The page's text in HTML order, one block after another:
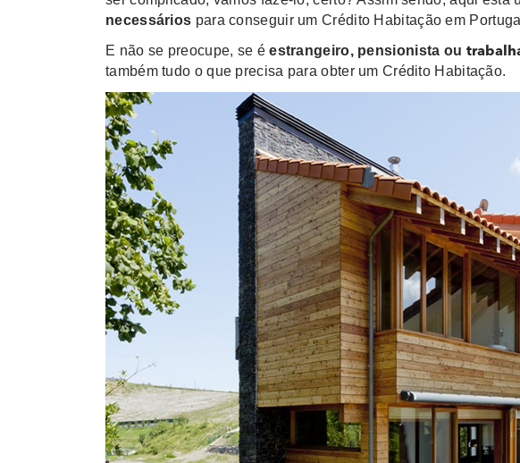
necessários para conseguir um Crédito Habitação em
E não se preocupe, se éestrangeiro, pensionista ou
também tudo o que precisa para obter um Crédito Habitação.